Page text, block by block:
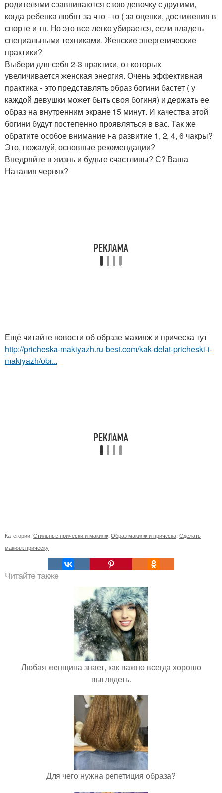
родителями сравниваются свою девочку с другими,
когда ребенка любят за что - то ( за оценки, достижения в
спорте и тп. Но это все легко убирается, если владеть
специальными техниками. Женские энергетические
практики?
Выбери для себя 2-3 практики, от которых
увеличивается женская энергия. Очень эффективная
практика - это представлять образ богини бастет ( у
каждой девушки может быть своя богиня) и держать ее
образ на внутренним экране 15 минут. И качества этой
богини будут постепенно проявляться в вас. Так же
обратите особое внимание на развитие 1, 2, 4, 6 чакры?
Это, пожалуй, основные рекомендации?
Внедряйте в жизнь и будьте счастливы? С? Ваша
Наталия черняк?
Ещё читайте новости об образе макияж и прическа тут
http://pricheska-makiyazh.ru-best.com/kak-delat-pricheski-i-
makiyazh/obr...
Категории: Стильные прически и макияж Образ макияж и прическа Сделать
макияж прическу
Читайте также
Любая женщина знает, как важно всегда хорошо
выглядеть.
Для чего нужна репетиция образа?